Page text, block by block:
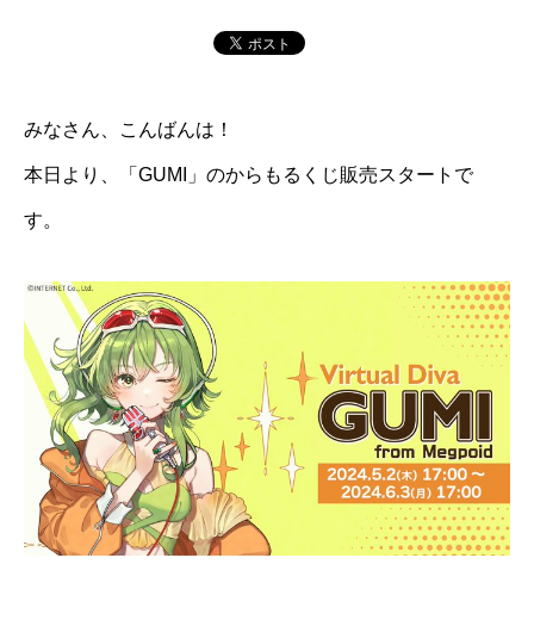
みなさん、こんばんは！
本日より、「GUMI」のからもるくじ販売スタートで
す。